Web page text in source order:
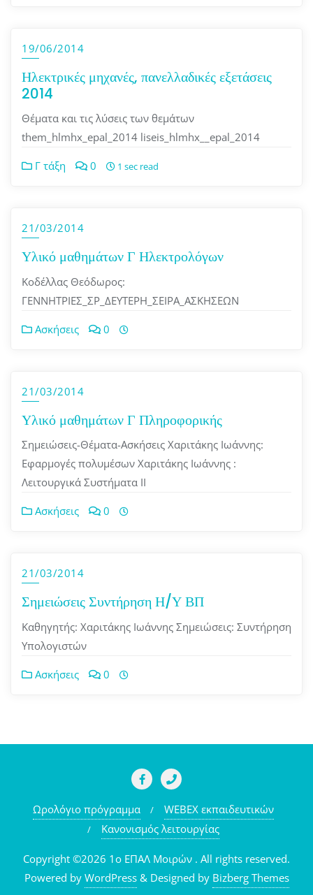
19/06/2014
Ηλεκτρικές μηχανές, πανελλαδικές εξετάσεις
2014
Θέματα και τις λύσεις των θεμάτων
them_hlmhx_epal_2014 liseis_hlmhx__epal_2014
Γ τάξη 0 1 sec read
21/03/2014
Υλικό μαθημάτων Γ Ηλεκτρολόγων
Κοδέλλας Θεόδωρος:
ΓΕΝΝΗΤΡΙΕΣ_ΣΡ_ΔΕΥΤΕΡΗ_ΣΕΙΡΑ_ΑΣΚΗΣΕΩΝ
Ασκήσεις 0
21/03/2014
Υλικό μαθημάτων Γ Πληροφορικής
Σημειώσεις-Θέματα-Ασκήσεις Χαριτάκης Ιωάννης:
Εφαρμογές πολυμέσων Χαριτάκης Ιωάννης :
Λειτουργικά Συστήματα ΙΙ
Ασκήσεις 0
21/03/2014
Σημειώσεις Συντήρηση Η/Υ ΒΠ
Καθηγητής: Χαριτάκης Ιωάννης Σημειώσεις: Συντήρηση
Υπολογιστών
Ασκήσεις 0
Ωρολόγιο πρόγραμμα
WEBEX εκπαιδευτικών
Κανονισμός λειτουργίας
Copyright ©2026 1o ΕΠΑΛ Μοιρών . All rights reserved.
Powered by WordPress & Designed by Bizberg Themes